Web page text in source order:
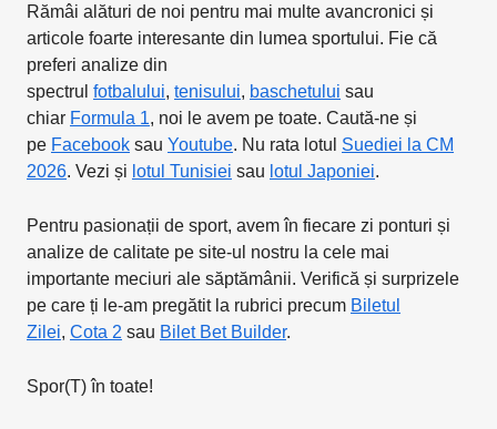
Rămâi alături de noi pentru mai multe avancronici și
articole foarte interesante din lumea sportului. Fie că
preferi analize din
spectrul fotbalului, tenisului, baschetului sau
chiar Formula 1, noi le avem pe toate. Caută-ne și
pe Facebook sau Youtube. Nu rata lotul Suediei la CM
2026. Vezi și lotul Tunisiei sau lotul Japoniei.
Pentru pasionații de sport, avem în fiecare zi ponturi și
analize de calitate pe site-ul nostru la cele mai
importante meciuri ale săptămânii. Verifică și surprizele
pe care ți le-am pregătit la rubrici precum Biletul
Zilei, Cota 2 sau Bilet Bet Builder.
Spor(T) în toate!